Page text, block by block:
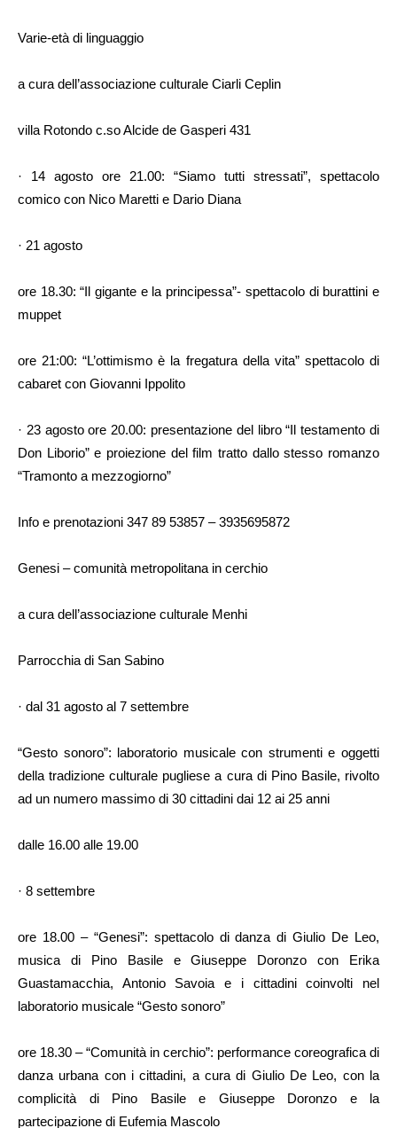
Varie-età di linguaggio
a cura dell’associazione culturale Ciarli Ceplin
villa Rotondo c.so Alcide de Gasperi 431
· 14 agosto ore 21.00: “Siamo tutti stressati”, spettacolo
comico con Nico Maretti e Dario Diana
· 21 agosto
ore 18.30: “Il gigante e la principessa”- spettacolo di burattini e
muppet
ore 21:00: “L’ottimismo è la fregatura della vita” spettacolo di
cabaret con Giovanni Ippolito
· 23 agosto ore 20.00: presentazione del libro “Il testamento di
Don Liborio” e proiezione del film tratto dallo stesso romanzo
“Tramonto a mezzogiorno”
Info e prenotazioni 347 89 53857 – 3935695872
Genesi – comunità metropolitana in cerchio
a cura dell’associazione culturale Menhi
Parrocchia di San Sabino
· dal 31 agosto al 7 settembre
“Gesto sonoro”: laboratorio musicale con strumenti e oggetti
della tradizione culturale pugliese a cura di Pino Basile, rivolto
ad un numero massimo di 30 cittadini dai 12 ai 25 anni
dalle 16.00 alle 19.00
· 8 settembre
ore 18.00 – “Genesi”: spettacolo di danza di Giulio De Leo,
musica di Pino Basile e Giuseppe Doronzo con Erika
Guastamacchia, Antonio Savoia e i cittadini coinvolti nel
laboratorio musicale “Gesto sonoro”
ore 18.30 – “Comunità in cerchio”: performance coreografica di
danza urbana con i cittadini, a cura di Giulio De Leo, con la
complicità di Pino Basile e Giuseppe Doronzo e la
partecipazione di Eufemia Mascolo